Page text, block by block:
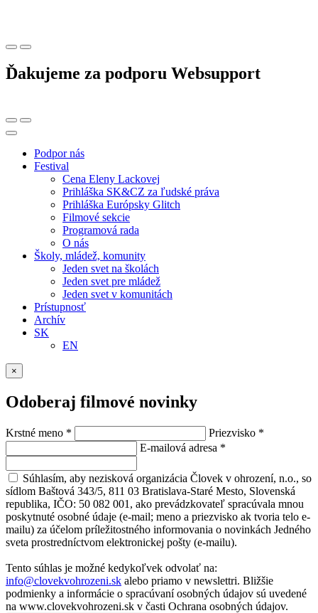
Ďakujeme za podporu Websupport
Podpor nás
Festival
Cena Eleny Lackovej
Prihláška SK&CZ za ľudské práva
Prihláška Európsky Glitch
Filmové sekcie
Programová rada
O nás
Školy, mládež, komunity
Jeden svet na školách
Jeden svet pre mládež
Jeden svet v komunitách
Prístupnosť
Archív
SK
EN
×
Odoberaj filmové novinky
Krstné meno * Priezvisko *
E-mailová adresa *
Súhlasím, aby nezisková organizácia Človek v ohrození, n.o., so
sídlom Baštová 343/5, 811 03 Bratislava-Staré Mesto, Slovenská
republika, IČO: 50 082 001, ako prevádzkovateľ spracúvala mnou
poskytnuté osobné údaje (e-mail; meno a priezvisko ak tvoria telo e-
mailu) za účelom príležitostného informovania o novinkách Jedného
sveta prostredníctvom elektronickej pošty (e-mailu).
Tento súhlas je možné kedykoľvek odvolať na:
info@clovekvohrozeni.sk alebo priamo v newslettri. Bližšie
podmienky a informácie o spracúvaní osobných údajov sú uvedené
na www.clovekvohrozeni.sk v časti Ochrana osobných údajov.